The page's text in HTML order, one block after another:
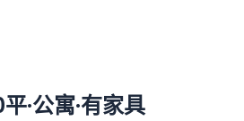
平·公寓·有家具